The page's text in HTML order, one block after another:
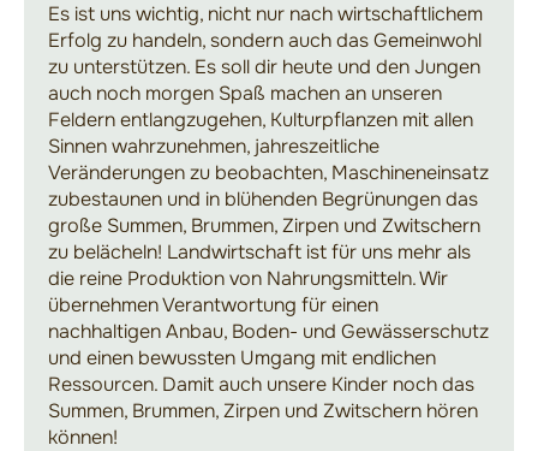
Es ist uns wichtig, nicht nur nach wirtschaftlichem
Erfolg zu handeln, sondern auch das Gemeinwohl
zu unterstützen. Es soll dir heute und den Jungen
auch noch morgen Spaß machen an unseren
Feldern entlangzugehen, Kulturpflanzen mit allen
Sinnen wahrzunehmen, jahreszeitliche
Veränderungen zu beobachten, Maschineneinsatz
zubestaunen und in blühenden Begrünungen das
große Summen, Brummen, Zirpen und Zwitschern
zu belächeln! Landwirtschaft ist für uns mehr als
die reine Produktion von Nahrungsmitteln. Wir
übernehmen Verantwortung für einen
nachhaltigen Anbau, Boden- und Gewässerschutz
und einen bewussten Umgang mit endlichen
Ressourcen. Damit auch unsere Kinder noch das
Summen, Brummen, Zirpen und Zwitschern hören
können!